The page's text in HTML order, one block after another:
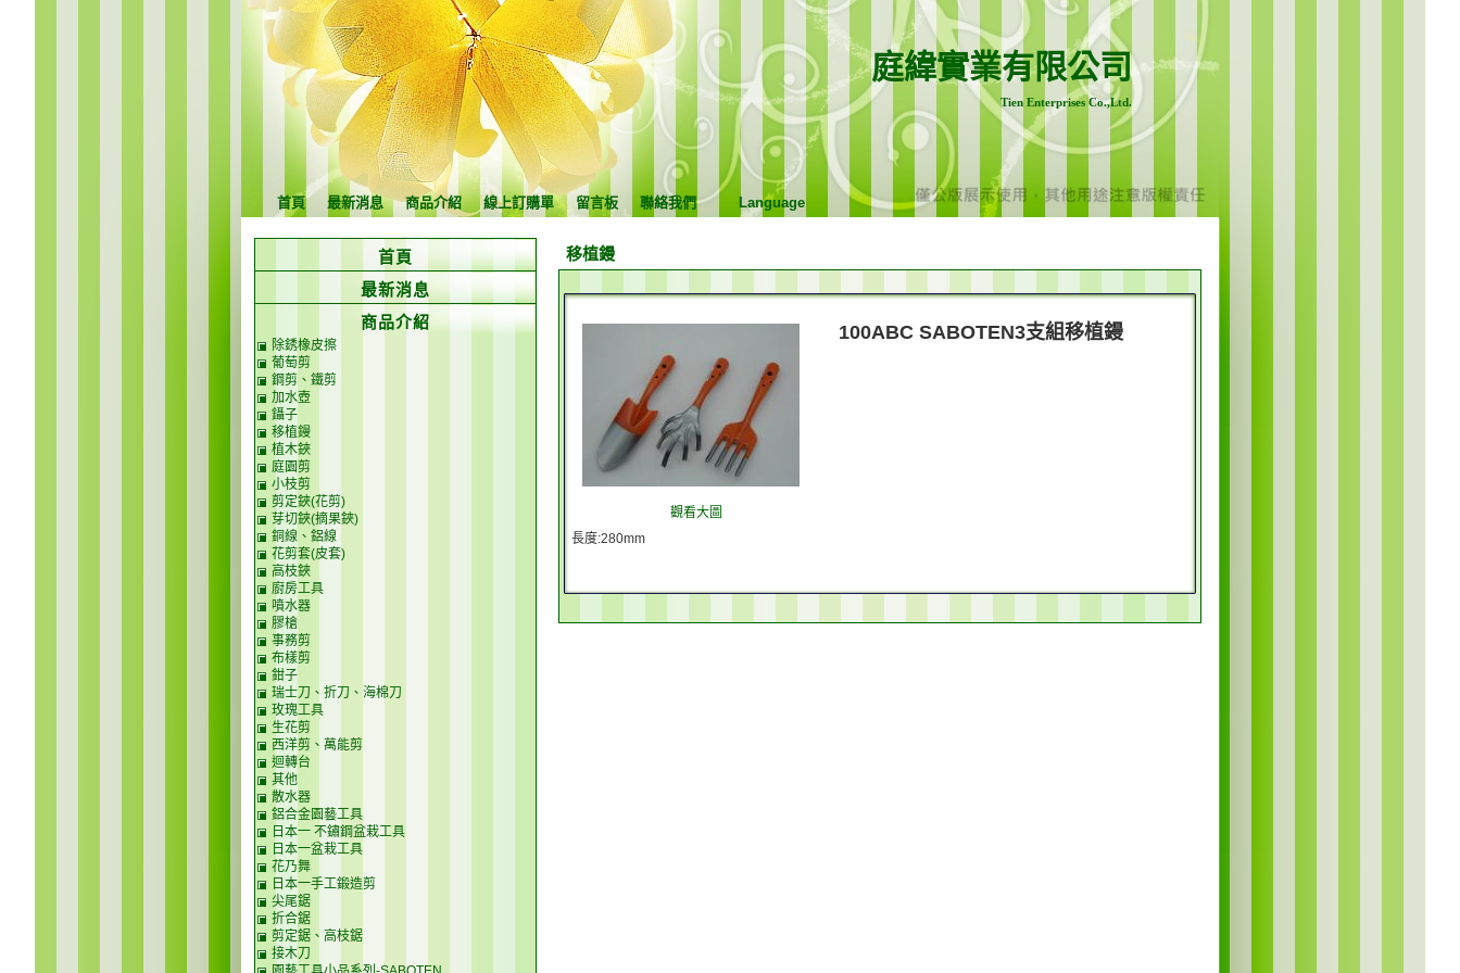
庭緯實業有限公司
Tien Enterprises Co.,Ltd.
首頁 最新消息 商品介紹 線上訂購單 留言板 聯絡我們 Language
移植鏝
觀看大圖
100ABC SABOTEN3支組移植鏝
長度:280mm
首頁
最新消息
商品介紹
除銹橡皮擦
葡萄剪
鋼剪、鐵剪
加水壺
鑷子
移植鏝
植木鋏
庭園剪
小枝剪
剪定鋏(花剪)
芽切鋏(摘果鋏)
銅線、鋁線
花剪套(皮套)
高枝鋏
廚房工具
噴水器
膠槍
事務剪
布樣剪
鉗子
瑞士刀、折刀、海棉刀
玫瑰工具
生花剪
西洋剪、萬能剪
迴轉台
其他
散水器
鋁合金園藝工具
日本一 不鏽鋼盆栽工具
日本一盆栽工具
花乃舞
日本一手工鍛造剪
尖尾鋸
折合鋸
剪定鋸、高枝鋸
接木刀